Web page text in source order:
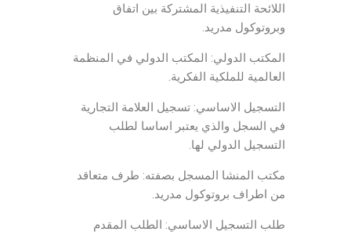
اللائحة التنفيذية المشتركة بين اتفاق
وبروتوكول مدريد.
المكتب الدولي: المكتب الدولي في المنظمة
العالمية للملكية الفكرية.
التسجيل الاساسي: تسجيل العلامة التجارية
في السجل والذي يعتبر اساسا لطلب
التسجيل الدولي لها.
مكتب المنشا المسجل بصفته: طرف متعاقد
من اطراف بروتوكول مدريد.
طلب التسجيل الاساسي: الطلب المقدم